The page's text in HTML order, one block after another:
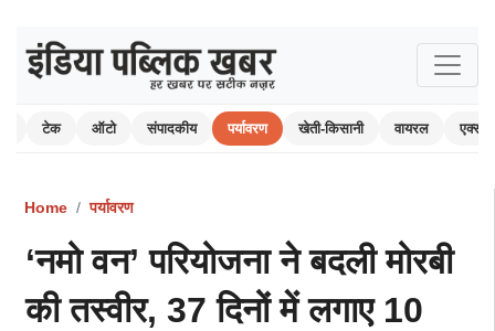
टेक ऑटो संपादकीय पर्यावरण खेती-किसानी वायरल
Home पर्यावरण
‘नमो वन’ परियोजना ने बदली मोरबी
की तस्वीर, 37 दिनों में लगाए 10